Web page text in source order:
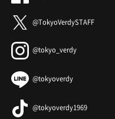
@TokyoVerdySTAFF
@tokyo_verdy
@tokyoverdy
@tokyoverdy1969